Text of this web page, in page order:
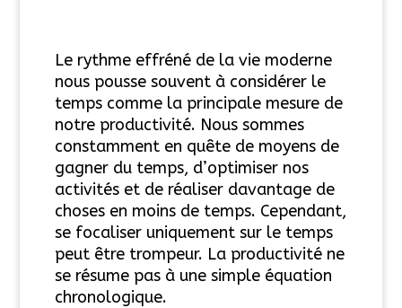
Le rythme effréné de la vie moderne
nous pousse souvent à considérer le
temps comme la principale mesure de
notre productivité. Nous sommes
constamment en quête de moyens de
gagner du temps, d’optimiser nos
activités et de réaliser davantage de
choses en moins de temps. Cependant,
se focaliser uniquement sur le temps
peut être trompeur. La productivité ne
se résume pas à une simple équation
chronologique.